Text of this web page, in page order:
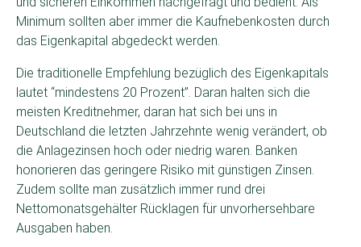
Minimum sollten aber immer die Kaufnebenkosten durch
das Eigenkapital abgedeckt werden.
Die traditionelle Empfehlung bezüglich des Eigenkapitals
lautet “mindestens 20 Prozent”. Daran halten sich die
meisten Kreditnehmer, daran hat sich bei uns in
Deutschland die letzten Jahrzehnte wenig verändert, ob
die Anlagezinsen hoch oder niedrig waren. Banken
honorieren das geringere Risiko mit günstigen Zinsen.
Zudem sollte man zusätzlich immer rund drei
Nettomonatsgehälter Rücklagen für unvorhersehbare
Ausgaben haben.